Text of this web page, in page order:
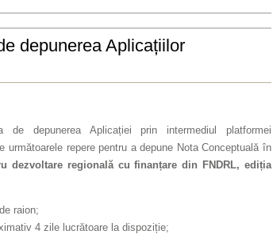
depunerea Aplicațiilor
depunerea Aplicației prin intermediul platformei
repere pentru a depune Nota Conceptuală în
dezvoltare regională cu finanțare din FNDRL, ediția
raion;
4 zile lucrătoare la dispoziție;